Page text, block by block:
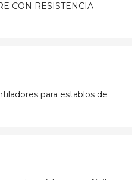
CON RESISTENCIA
para establos de